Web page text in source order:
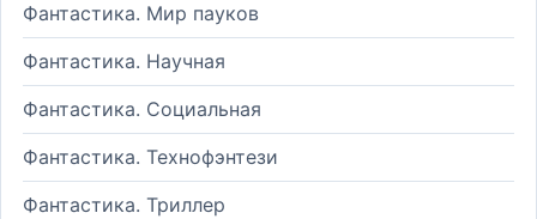
Фантастика. Мир пауков
Фантастика. Научная
Фантастика. Социальная
Фантастика. Технофэнтези
Фантастика. Триллер